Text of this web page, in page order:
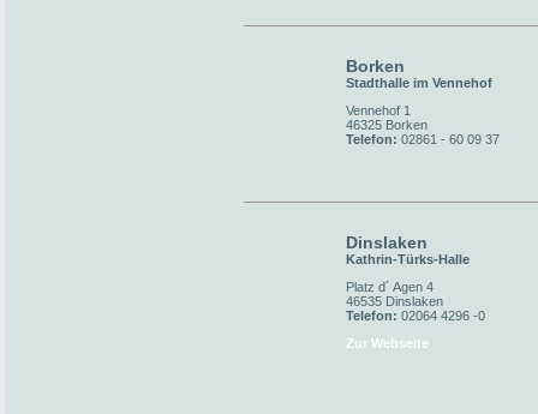
Borken
Stadthalle im Vennehof
Vennehof 1
46325 Borken
Telefon: 02861 - 60 09 37
Dinslaken
Kathrin-Türks-Halle
Platz d´ Agen 4
46535 Dinslaken
Telefon: 02064 4296 -0
Zur Webseite